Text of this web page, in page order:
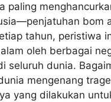
paling
bom
tahun, peristiwa
oleh berbagai
seluruh dunia.
mengenang
yang dilakukan